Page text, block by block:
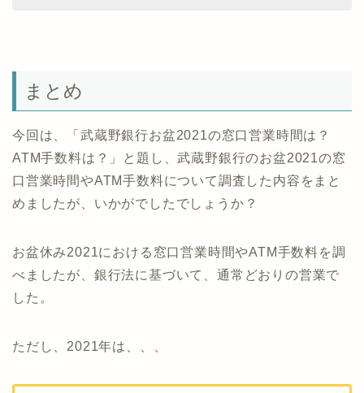
まとめ
今回は、「武蔵野銀行お盆2021の窓口営業時間は？
ATM手数料は？」と題し、武蔵野銀行のお盆2021の窓
口営業時間やATM手数料について調査した内容をまと
めましたが、いかがでしたでしょうか？
お盆休み2021における窓口営業時間やATM手数料を調
べましたが、銀行法に基づいて、通常どおりの営業で
した。
ただし、2021年は、、、